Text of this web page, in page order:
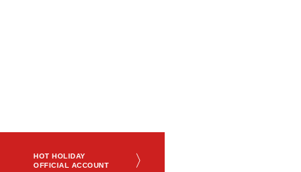
HOT HOLIDAY
OFFICIAL ACCOUNT
〉